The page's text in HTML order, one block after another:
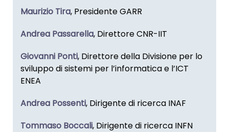
Maurizio Tira, Presidente GARR
Andrea Passarella, Direttore CNR-IIT
Giovanni Ponti, Direttore della Divisione per lo
sviluppo di sistemi per l’informatica e l’ICT
ENEA
Andrea Possenti, Dirigente di ricerca INAF
Tommaso Boccali, Dirigente di ricerca INFN